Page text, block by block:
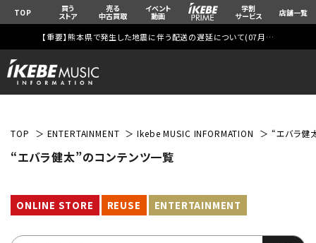
TOP 買う
ストア
売る
中古買取
イベント
動画
学割
サービス 店舗一覧
【重要】熊本県で発生した地震に伴う配送の遅延について(07月29日
TOP ENTERTAINMENT Ikebe MUSIC INFORMATION “エバラ健
“エバラ健太”のコンテンツ一覧
ONLINE STORE REUSE ENTERTAINMENT